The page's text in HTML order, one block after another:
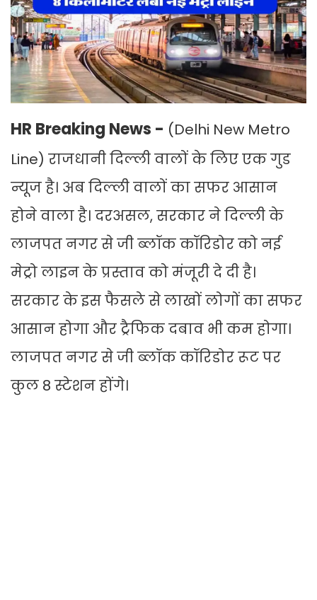
HR Breaking News - (Delhi New Metro
Line) राजधानी दिल्ली वालों के लिए एक गुड
न्यूज है। अब दिल्ली वालों का सफर आसान
होने वाला है। दरअसल, सरकार ने दिल्ली के
लाजपत नगर से जी ब्लॉक कॉरिडोर को नई
मेट्रो लाइन के प्रस्ताव को मंजूरी दे दी है।
सरकार के इस फैसले से लाखों लोगों का सफर
आसान होगा और ट्रैफिक दबाव भी कम होगा।
लाजपत नगर से जी ब्लॉक कॉरिडोर रूट पर
कुल 8 स्टेशन होंगे।